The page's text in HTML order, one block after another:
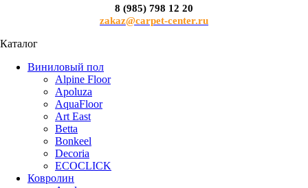
8 (985) 798 12 20
zakaz@carpet-center.ru
Каталог
Виниловый пол
Alpine Floor
Apoluza
AquaFloor
Art East
Betta
Bonkeel
Decoria
ECOCLICK
Ковролин